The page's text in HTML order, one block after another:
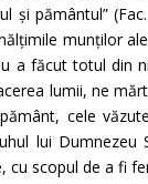
și pământul”
munților
a făcut totul din
lumii, ne
cele
lui
cu scopul de a fi